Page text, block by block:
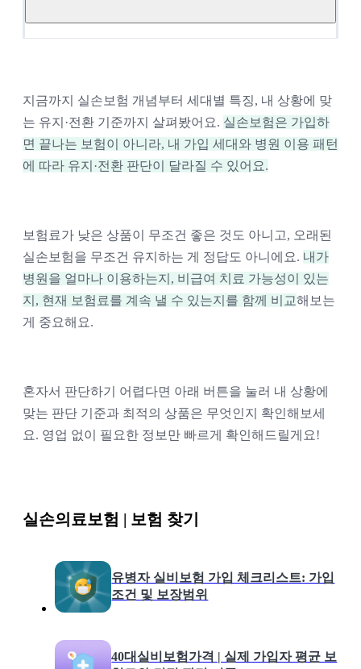
싶어요.
자주 받는 치료의 보장 여부를 알고 싶
어요.
전환 후 자기부담금과 비급여 제한이
확인하고 싶어요.
내게 필요한 보험의 월 보험료를 알고
싶어요.
자기부담금과 비급여 보장을 확인하
보험사별 보험료 수준을 비교해주세
요.
지금까지 실손보험 개념부터 세대별 특징, 내 상황에 맞
는 유지·전환 기준까지 살펴봤어요. 실손보험은 가입하
면 끝나는 보험이 아니라, 내 가입 세대와 병원 이용 패턴
에 따라 유지·전환 판단이 달라질 수 있어요.
보험료가 낮은 상품이 무조건 좋은 것도 아니고, 오래된
실손보험을 무조건 유지하는 게 정답도 아니에요. 내가
병원을 얼마나 이용하는지, 비급여 치료 가능성이 있는
지, 현재 보험료를 계속 낼 수 있는지를 함께 비교해보는
게 중요해요.
혼자서 판단하기 어렵다면 아래 버튼을 눌러 내 상황에
맞는 판단 기준과 최적의 상품은 무엇인지 확인해보세
요. 영업 없이 필요한 정보만 빠르게 확인해드릴게요!
실손의료보험 | 보험 찾기
유병자 실비보험 가입 체크리스트: 가입
조건 및 보장범위
40대실비보험가격 | 실제 가입자 평균 보